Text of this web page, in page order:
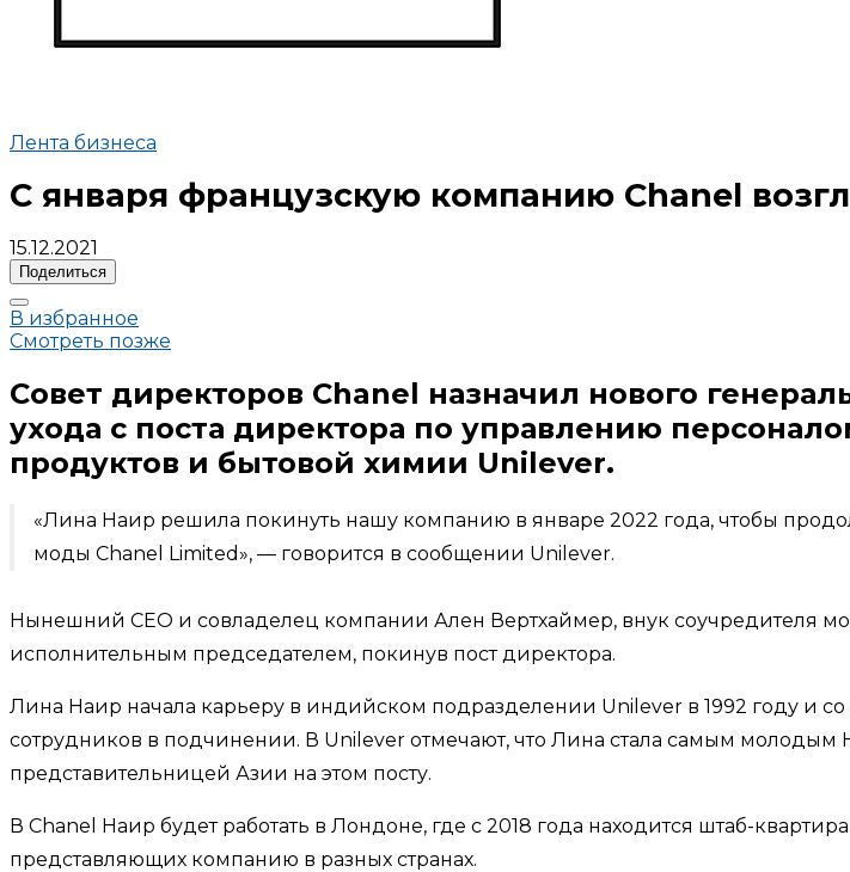
Лента бизнеса
С января французскую компанию Chanel
15.12.2021
Поделиться
В избранное
Смотреть позже
Совет директоров Chanel назначил нового
ухода с поста директора по управлению
продуктов и бытовой химии Unilever.
«Лина Наир решила покинуть нашу компанию в январе 2022 года, чтобы
моды Chanel Limited», — говорится в сообщении Unilever.
Нынешний CEO и совладелец компании Ален Вертхаймер, внук соучредителя
исполнительным председателем, покинув пост директора.
Лина Наир начала карьеру в индийском подразделении Unilever в 1992 году и
сотрудников в подчинении. В Unilever отмечают, что Лина стала самым
представительницей Азии на этом посту.
В Chanel Наир будет работать в Лондоне, где с 2018 года находится штаб-
представляющих компанию в разных странах.